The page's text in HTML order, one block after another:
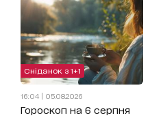
Сніданок з 1+1
16:04 | 05.08.2026
Гороскоп на 6 серпня